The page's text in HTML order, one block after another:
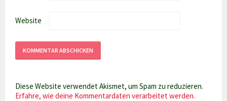
Website
Diese Website verwendet Akismet, um Spam zu reduzieren.
Erfahre, wie deine Kommentardaten verarbeitet werden.